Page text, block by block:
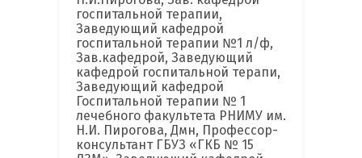
госпитальной терапии,
Заведующий кафедрой
госпитальной терапии №1 л/ф,
Зав.кафедрой, Заведующий
кафедрой госпитальной терапи,
Заведующий кафедрой
Госпитальной терапии № 1
лечебного факультета РНИМУ им.
Н.И. Пирогова, Дмн, Профессор-
консультант ГБУЗ «ГКБ № 15